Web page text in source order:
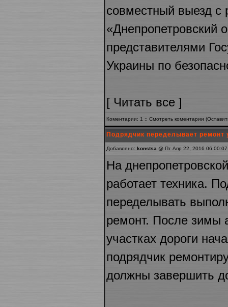
совместный выезд с
«Днепропетровский
представителями
Украины по
[ Читать все ]
Коментарии: 1 :: Смотреть коментарии (
Подрядчик переделывает ремонт
Добавлено: konstsa @ Пт Апр 22, 2016 06:00:07
На
работает техника.
переделывать
ремонт. После зимы
участках дороги
подрядчик
должны завершить